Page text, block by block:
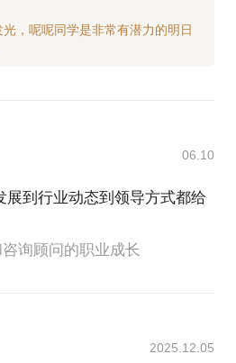
些技能？
，半程马拉松2小时内完成。
毕业于河北农业大学农村区域
考上985研究生，是北师大教
北师大优秀毕业研究生，如果
可以聊聊。
网络信息中心中国科普博览策
网站全站内容建设；做科普很
道人的祖先是鱼还是猴还是老
头公司科大讯飞工作6年，做过
，呢呢同学是非常有潜力的明日
06.10
展到行业动态到领导方式都给
询顾问的职业成长
2025.12.05